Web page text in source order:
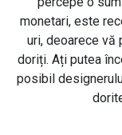
monetari, este
uri, deoarece vă
doriți. Ați putea
posibil